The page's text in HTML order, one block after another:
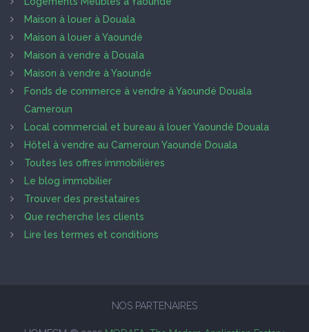
Maison à louer à Douala
Maison à louer à Yaoundé
Maison à vendre à Douala
Maison à vendre à Yaoundé
Fonds de commerce à vendre à Yaoundé Douala
Cameroun
Local commercial et bureau à louer Yaoundé Douala
Hôtel à vendre au Cameroun Yaoundé Douala
Toutes les offres immobilières
Le blog immobilier
Trouver des prestataires
Que recherche les clients
Lire les termes et conditions
NOS PARTENAIRES